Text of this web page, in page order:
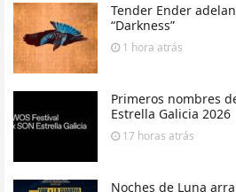
Tender Ender
“Darkness”
1 hora atrás
Primeros nombres
Estrella Galicia 2026
17 horas atrás
Noches de Luna